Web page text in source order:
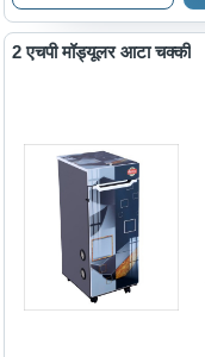
2 एचपी मॉड्यूलर आटा चक्की